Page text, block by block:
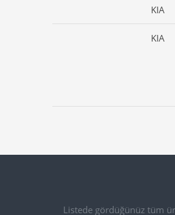
KIA
KIA
Listede gördüğünüz tüm